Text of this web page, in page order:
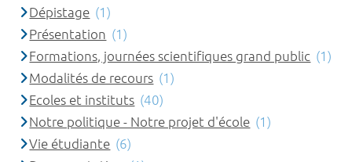
Dépistage (1)
Présentation (1)
Formations, journées scientifiques grand public (1)
Modalités de recours (1)
Ecoles et instituts (40)
Notre politique - Notre projet d'école (1)
Vie étudiante (6)